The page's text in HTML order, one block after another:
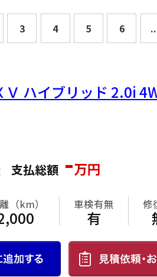
3 4 5 6
Ｖ ハイブリッド 2.0i
支払総額 -万円
（km） 車検有無
有
修